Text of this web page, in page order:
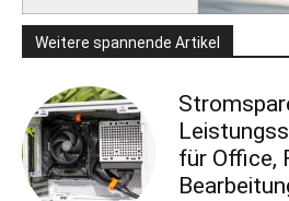
Weitere spannende Artikel
für Office,